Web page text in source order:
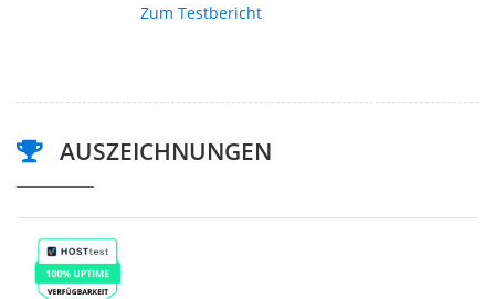
Zum Testbericht
AUSZEICHNUNGEN